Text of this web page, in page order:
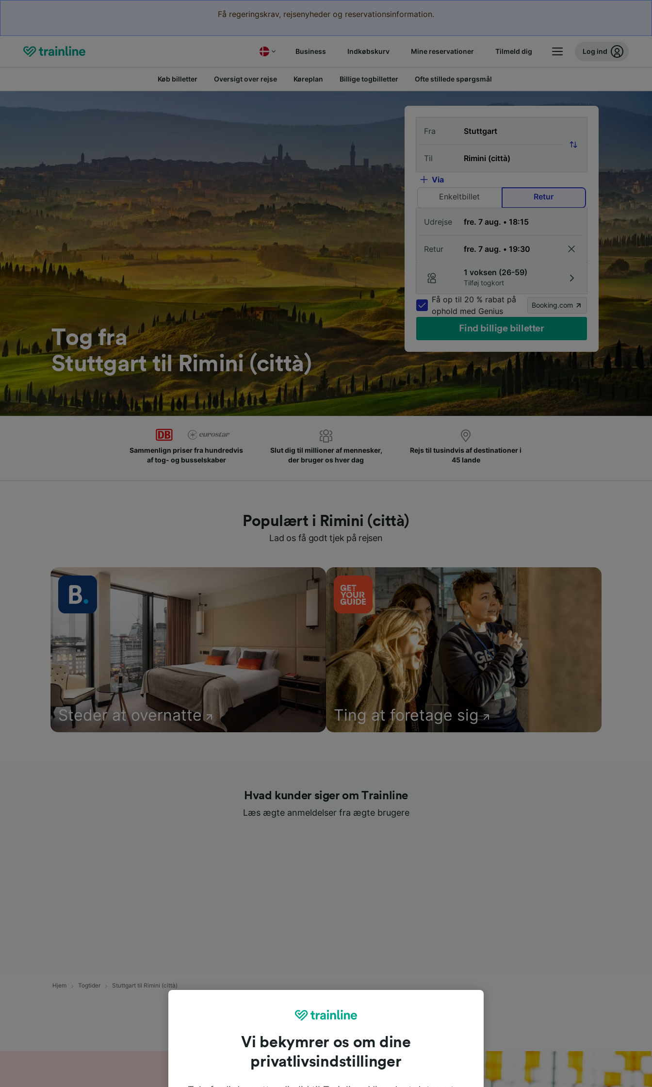
Få regeringskrav, rejsenyheder og reservationsinformation.
Business Indkøbskurv Mine reservationer Tilmeld dig Log ind
Køb billetter Oversigt over rejse Køreplan Billige togbilletter Ofte stillede spørgsmål
Tog fra
Stuttgart til Rimini (città)
Fra
Til
Via
Enkeltbillet
Retur
Udrejse
Retur
1 voksen (26-59)
Tilføj togkort
Få op til 20 % rabat på
ophold med Genius
Booking.com
Find billige billetter
Sammenlign priser fra hundredvis
af tog- og busselskaber
Slut dig til millioner af mennesker,
der bruger os hver dag
Rejs til tusindvis af destinationer i
45 lande
Populært i Rimini (città)
Lad os få godt tjek på rejsen
Steder at overnatte Ting at foretage sig
Hvad kunder siger om Trainline
Læs ægte anmeldelser fra ægte brugere
Hjem Togtider Stuttgart til Rimini (città)
Vi bekymrer os om dine
privatlivsindstillinger